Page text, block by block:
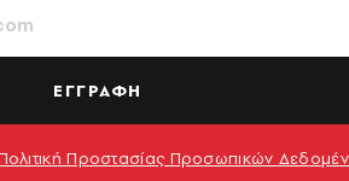
ΕΓΓΡΑΦΗ
Προστασίας Προσωπικών